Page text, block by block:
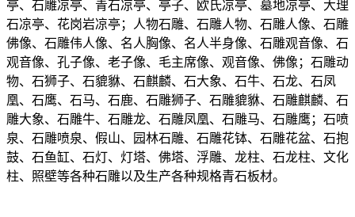
亭、石雕凉亭、青石凉亭、亭子、欧氏凉亭、墓地凉亭、大理
石凉亭、花岗岩凉亭；人物石雕、石雕人物、石雕人像、石雕
佛像、石雕伟人像、名人胸像、名人半身像、石雕观音像、石
观音像、孔子像、老子像、毛主席像、观音像、佛像；石雕动
物、石狮子、石貔貅、石麒麟、石大象、石牛、石龙、石凤
凰、石鹰、石马、石鹿、石雕狮子、石雕貔貅、石雕麒麟、石
雕大象、石雕牛、石雕龙、石雕凤凰、石雕马、石雕鹰；石喷
泉、石雕喷泉、假山、园林石雕、石雕花钵、石雕花盆、石抱
鼓、石鱼缸、石灯、灯塔、佛塔、浮雕、龙柱、石龙柱、文化
柱、照壁等各种石雕以及生产各种规格青石板材。